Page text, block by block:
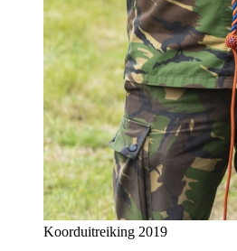
Koorduitreiking 2019